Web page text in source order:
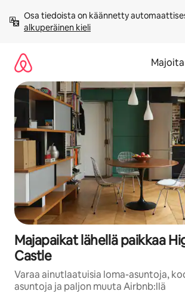
sisältö
väliin
Osa tiedoista on käännetty
alkuperäinen kieli
Majapaikat lähellä paikkaa
Castle
Varaa ainutlaatuisia loma-asuntoja,
asuntoja ja paljon muuta Airbnb:llä